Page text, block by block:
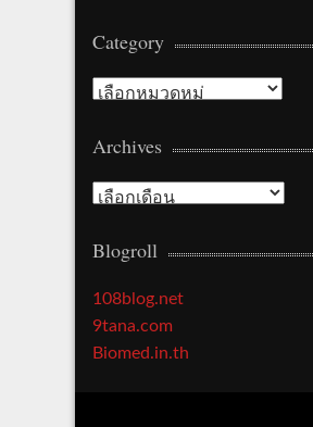
Category
Category
Archives
Archives
Blogroll
108blog.net
9tana.com
Biomed.in.th